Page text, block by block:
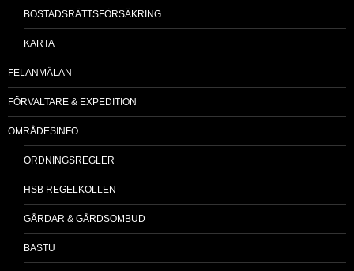
BOSTADSRÄTTSFÖRSÄKRING
KARTA
FELANMÄLAN
FÖRVALTARE & EXPEDITION
OMRÅDESINFO
ORDNINGSREGLER
HSB REGELKOLLEN
GÅRDAR & GÅRDSOMBUD
BASTU